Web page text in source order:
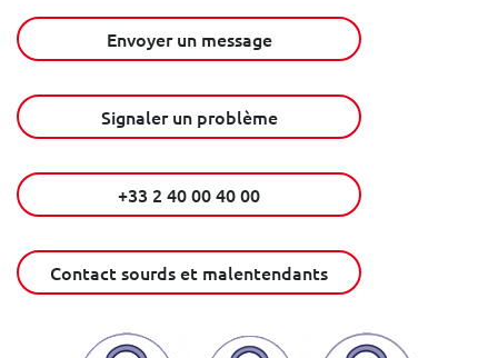
Envoyer un message
Signaler un problème
+33 2 40 00 40 00
Contact sourds et malentendants